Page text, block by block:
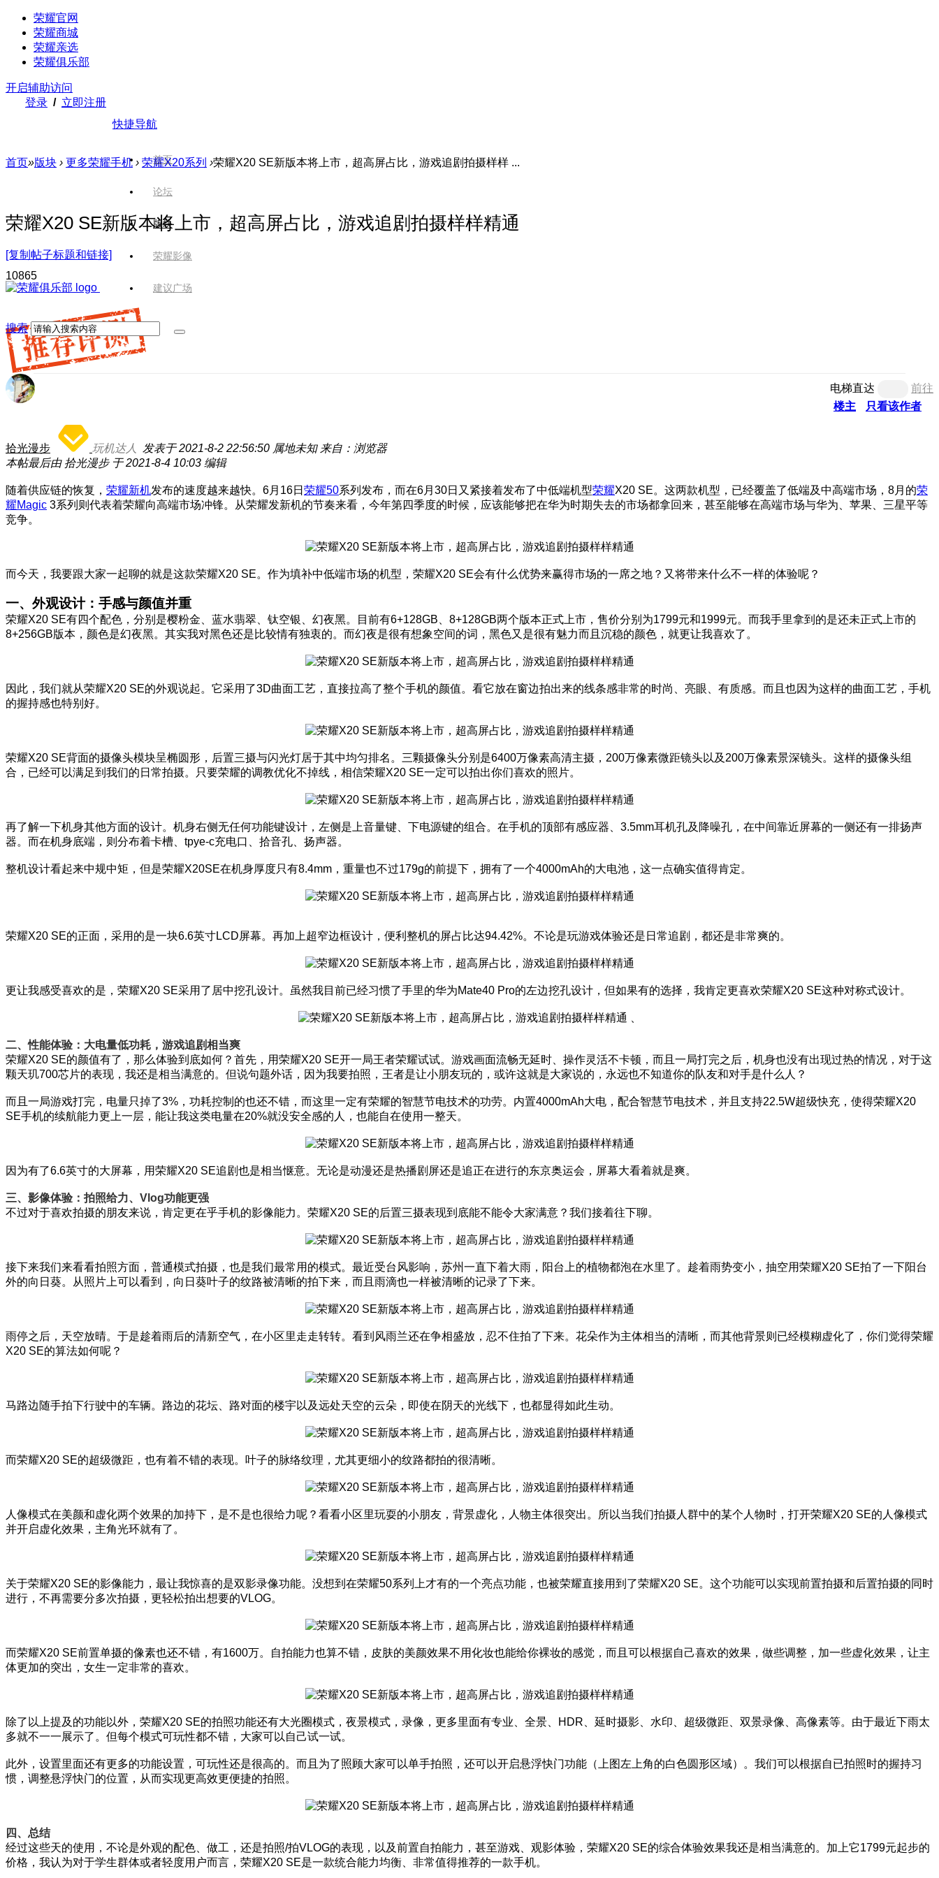
荣耀官网
荣耀商城
荣耀亲选
荣耀俱乐部
开启辅助访问
登录 / 立即注册
快捷导航
首页
论坛
版块
荣耀影像
建议广场
搜索
首页»版块 › 更多荣耀手机 › 荣耀X20系列 ›荣耀X20 SE新版本将上市，超高屏占比，游戏追剧拍摄样样 ...
荣耀X20 SE新版本将上市，超高屏占比，游戏追剧拍摄样样精通
[复制帖子标题和链接]
10865
电梯直达
前往
楼主
只看该作者
拾光漫步 玩机达人 发表于 2021-8-2 22:56:50 属地未知 来自：浏览器
本帖最后由 拾光漫步 于 2021-8-4 10:03 编辑
随着供应链的恢复， 荣耀新机发布的速度越来越快。6月16日 荣耀50系列发布，而在6月30日又紧接着发布了中低端机型荣耀X20 SE。这两款机型，已经覆盖了低端及中高端市场，8月的荣
耀Magic 3系列则代表着荣耀向高端市场冲锋。从荣耀发新机的节奏来看，今年第四季度的时候，应该能够把在华为时期失去的市场都拿回来，甚至能够在高端市场与华为、苹果、三星平等
竞争。
而今天，我要跟大家一起聊的就是这款荣耀X20 SE。作为填补中低端市场的机型，荣耀X20 SE会有什么优势来赢得市场的一席之地？又将带来什么不一样的体验呢？
一、外观设计：手感与颜值并重
荣耀X20 SE有四个配色，分别是樱粉金、蓝水翡翠、钛空银、幻夜黑。目前有6+128GB、8+128GB两个版本正式上市，售价分别为1799元和1999元。而我手里拿到的是还未正式上市的
8+256GB版本，颜色是幻夜黑。其实我对黑色还是比较情有独衷的。而幻夜是很有想象空间的词，黑色又是很有魅力而且沉稳的颜色，就更让我喜欢了。
因此，我们就从荣耀X20 SE的外观说起。它采用了3D曲面工艺，直接拉高了整个手机的颜值。看它放在窗边拍出来的线条感非常的时尚、亮眼、有质感。而且也因为这样的曲面工艺，手机
的握持感也特别好。
荣耀X20 SE背面的摄像头模块呈椭圆形，后置三摄与闪光灯居于其中均匀排名。三颗摄像头分别是6400万像素高清主摄，200万像素微距镜头以及200万像素景深镜头。这样的摄像头组
合，已经可以满足到我们的日常拍摄。只要荣耀的调教优化不掉线，相信荣耀X20 SE一定可以拍出你们喜欢的照片。
再了解一下机身其他方面的设计。机身右侧无任何功能键设计，左侧是上音量键、下电源键的组合。在手机的顶部有感应器、3.5mm耳机孔及降噪孔，在中间靠近屏幕的一侧还有一排扬声
器。而在机身底端，则分布着卡槽、tpye-c充电口、拾音孔、扬声器。
整机设计看起来中规中矩，但是荣耀X20SE在机身厚度只有8.4mm，重量也不过179g的前提下，拥有了一个4000mAh的大电池，这一点确实值得肯定。
荣耀X20 SE的正面，采用的是一块6.6英寸LCD屏幕。再加上超窄边框设计，便利整机的屏占比达94.42%。不论是玩游戏体验还是日常追剧，都还是非常爽的。
更让我感受喜欢的是，荣耀X20 SE采用了居中挖孔设计。虽然我目前已经习惯了手里的华为Mate40 Pro的左边挖孔设计，但如果有的选择，我肯定更喜欢荣耀X20 SE这种对称式设计。
二、性能体验：大电量低功耗，游戏追剧相当爽
荣耀X20 SE的颜值有了，那么体验到底如何？首先，用荣耀X20 SE开一局王者荣耀试试。游戏画面流畅无延时、操作灵活不卡顿，而且一局打完之后，机身也没有出现过热的情况，对于这
颗天玑700芯片的表现，我还是相当满意的。但说句题外话，因为我要拍照，王者是让小朋友玩的，或许这就是大家说的，永远也不知道你的队友和对手是什么人？
而且一局游戏打完，电量只掉了3%，功耗控制的也还不错，而这里一定有荣耀的智慧节电技术的功劳。内置4000mAh大电，配合智慧节电技术，并且支持22.5W超级快充，使得荣耀X20
SE手机的续航能力更上一层，能让我这类电量在20%就没安全感的人，也能自在使用一整天。
因为有了6.6英寸的大屏幕，用荣耀X20 SE追剧也是相当惬意。无论是动漫还是热播剧屏还是追正在进行的东京奥运会，屏幕大看着就是爽。
三、影像体验：拍照给力、Vlog功能更强
不过对于喜欢拍摄的朋友来说，肯定更在乎手机的影像能力。荣耀X20 SE的后置三摄表现到底能不能令大家满意？我们接着往下聊。
接下来我们来看看拍照方面，普通模式拍摄，也是我们最常用的模式。最近受台风影响，苏州一直下着大雨，阳台上的植物都泡在水里了。趁着雨势变小，抽空用荣耀X20 SE拍了一下阳台
外的向日葵。从照片上可以看到，向日葵叶子的纹路被清晰的拍下来，而且雨滴也一样被清晰的记录了下来。
雨停之后，天空放晴。于是趁着雨后的清新空气，在小区里走走转转。看到风雨兰还在争相盛放，忍不住拍了下来。花朵作为主体相当的清晰，而其他背景则已经模糊虚化了，你们觉得荣耀
X20 SE的算法如何呢？
马路边随手拍下行驶中的车辆。路边的花坛、路对面的楼宇以及远处天空的云朵，即使在阴天的光线下，也都显得如此生动。
而荣耀X20 SE的超级微距，也有着不错的表现。叶子的脉络纹理，尤其更细小的纹路都拍的很清晰。
人像模式在美颜和虚化两个效果的加持下，是不是也很给力呢？看看小区里玩耍的小朋友，背景虚化，人物主体很突出。所以当我们拍摄人群中的某个人物时，打开荣耀X20 SE的人像模式
并开启虚化效果，主角光环就有了。
关于荣耀X20 SE的影像能力，最让我惊喜的是双影录像功能。没想到在荣耀50系列上才有的一个亮点功能，也被荣耀直接用到了荣耀X20 SE。这个功能可以实现前置拍摄和后置拍摄的同时
进行，不再需要分多次拍摄，更轻松拍出想要的VLOG。
而荣耀X20 SE前置单摄的像素也还不错，有1600万。自拍能力也算不错，皮肤的美颜效果不用化妆也能给你裸妆的感觉，而且可以根据自己喜欢的效果，做些调整，加一些虚化效果，让主
体更加的突出，女生一定非常的喜欢。
除了以上提及的功能以外，荣耀X20 SE的拍照功能还有大光圈模式，夜景模式，录像，更多里面有专业、全景、HDR、延时摄影、水印、超级微距、双景录像、高像素等。由于最近下雨太
多就不一一展示了。但每个模式可玩性都不错，大家可以自己试一试。
此外，设置里面还有更多的功能设置，可玩性还是很高的。而且为了照顾大家可以单手拍照，还可以开启悬浮快门功能（上图左上角的白色圆形区域）。我们可以根据自已拍照时的握持习
惯，调整悬浮快门的位置，从而实现更高效更便捷的拍照。
四、总结
经过这些天的使用，不论是外观的配色、做工，还是拍照/拍VLOG的表现，以及前置自拍能力，甚至游戏、观影体验，荣耀X20 SE的综合体验效果我还是相当满意的。加上它1799元起步的
价格，我认为对于学生群体或者轻度用户而言，荣耀X20 SE是一款统合能力均衡、非常值得推荐的一款手机。